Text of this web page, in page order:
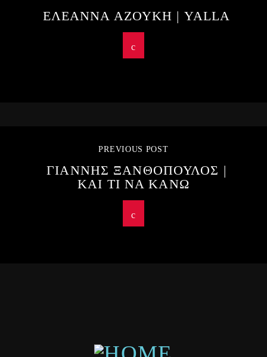
ΕΛΕΑΝΝΑ ΑΖΟΥΚΗ | YALLA
PREVIOUS POST
ΓΙΑΝΝΗΣ ΞΑΝΘΟΠΟΥΛΟΣ |
ΚΑΙ ΤΙ ΝΑ ΚΑΝΩ